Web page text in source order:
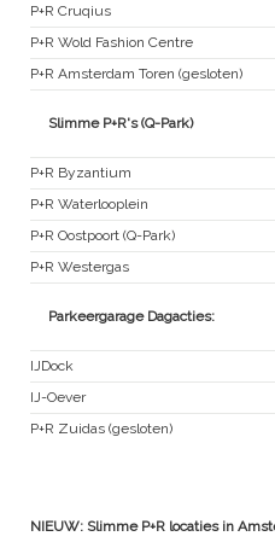
P+R Cruqius
P+R Wold Fashion Centre
P+R Amsterdam Toren (gesloten)
Slimme P+R's (Q-Park)
P+R Byzantium
P+R Waterlooplein
P+R Oostpoort (Q-Park)
P+R Westergas
Parkeergarage Dagacties:
IJDock
IJ-Oever
P+R Zuidas (gesloten)
NIEUW: Slimme P+R locaties in